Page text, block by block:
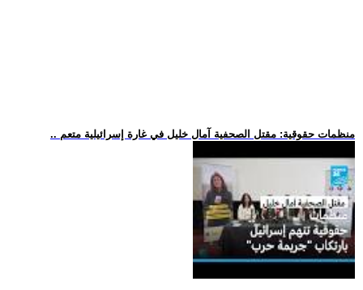
.. منظمات حقوقية: مقتل الصحفية آمال خليل في غارة إسرائيلية متعم